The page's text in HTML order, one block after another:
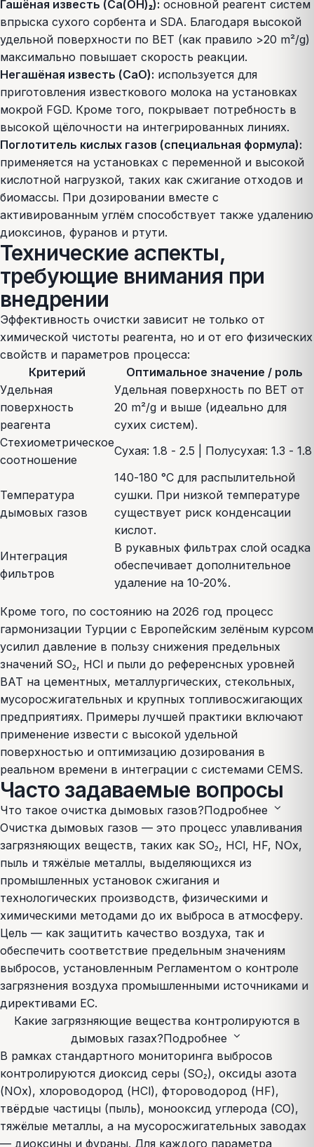
Гашёная известь (Ca(OH)₂): основной реагент систем
впрыска сухого сорбента и SDA. Благодаря высокой
удельной поверхности по BET (как правило >20 m²/g)
максимально повышает скорость реакции.
Негашёная известь (CaO): используется для
приготовления известкового молока на установках
мокрой FGD. Кроме того, покрывает потребность в
высокой щёлочности на интегрированных линиях.
Поглотитель кислых газов (специальная формула):
применяется на установках с переменной и высокой
кислотной нагрузкой, таких как сжигание отходов и
биомассы. При дозировании вместе с
активированным углём способствует также удалению
диоксинов, фуранов и ртути.
Технические аспекты,
требующие внимания при
внедрении
Эффективность очистки зависит не только от
химической чистоты реагента, но и от его физических
свойств и параметров процесса:
Критерий
Оптимальное значение / роль
Удельная
поверхность
реагента
Удельная поверхность по BET от
20 m²/g и выше (идеально для
сухих систем).
Стехиометрическое
соотношение
Сухая: 1.8 - 2.5 | Полусухая: 1.3 - 1.8
Температура
дымовых газов
140-180 °C для распылительной
сушки. При низкой температуре
существует риск конденсации
кислот.
Интеграция
фильтров
В рукавных фильтрах слой осадка
обеспечивает дополнительное
удаление на 10-20%.
Кроме того, по состоянию на 2026 год процесс
гармонизации Турции с Европейским зелёным курсом
усилил давление в пользу снижения предельных
значений SO₂, HCl и пыли до референсных уровней
BAT на цементных, металлургических, стекольных,
мусоросжигательных и крупных топливосжигающих
предприятиях. Примеры лучшей практики включают
применение извести с высокой удельной
поверхностью и оптимизацию дозирования в
реальном времени в интеграции с системами CEMS.
Часто задаваемые вопросы
Что такое очистка дымовых газов?Подробнее expand_more
Очистка дымовых газов — это процесс улавливания
загрязняющих веществ, таких как SO₂, HCl, HF, NOx,
пыль и тяжёлые металлы, выделяющихся из
промышленных установок сжигания и
технологических производств, физическими и
химическими методами до их выброса в атмосферу.
Цель — как защитить качество воздуха, так и
обеспечить соответствие предельным значениям
выбросов, установленным Регламентом о контроле
загрязнения воздуха промышленными источниками и
директивами ЕС.
Какие загрязняющие вещества контролируются в
дымовых газах?Подробнее expand_more
В рамках стандартного мониторинга выбросов
контролируются диоксид серы (SO₂), оксиды азота
(NOx), хлороводород (HCl), фтороводород (HF),
твёрдые частицы (пыль), монооксид углерода (CO),
тяжёлые металлы, а на мусоросжигательных заводах
— диоксины и фураны. Для каждого параметра